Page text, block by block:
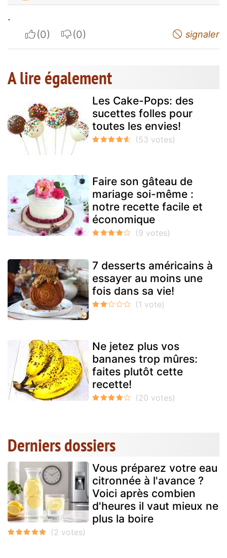
.
I apreciateI do not appreciate signaler
A lire également
Les Cake-Pops: des
sucettes folles pour
toutes les envies!
Faire son gâteau de
mariage soi-même :
notre recette facile et
économique
7 desserts américains à
essayer au moins une
fois dans sa vie!
Ne jetez plus vos
bananes trop mûres:
faites plutôt cette
recette!
Derniers dossiers
Vous préparez votre eau
citronnée à l'avance ?
Voici après combien
d'heures il vaut mieux ne
plus la boire